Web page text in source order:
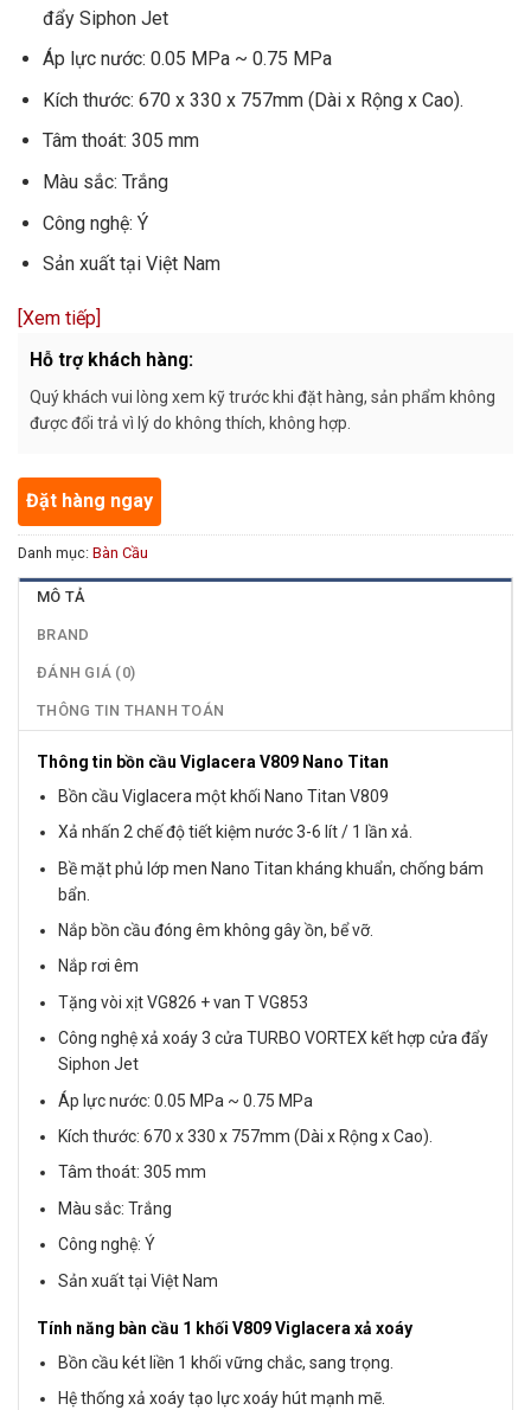
đẩy Siphon Jet
Áp lực nước: 0.05 MPa ~ 0.75 MPa
Kích thước: 670 x 330 x 757mm (Dài x Rộng x Cao).
Tâm thoát: 305 mm
Màu sắc: Trắng
Công nghệ: Ý
Sản xuất tại Việt Nam
[Xem tiếp]
Hỗ trợ khách hàng:
Quý khách vui lòng xem kỹ trước khi đặt hàng, sản phẩm không
được đổi trả vì lý do không thích, không hợp.
Đặt hàng ngay
Danh mục: Bàn Cầu
MÔ TẢ
BRAND
ĐÁNH GIÁ (0)
THÔNG TIN THANH TOÁN
Thông tin bồn cầu Viglacera V809 Nano Titan
Bồn cầu Viglacera một khối Nano Titan V809
Xả nhấn 2 chế độ tiết kiệm nước 3-6 lít / 1 lần xả.
Bề mặt phủ lớp men Nano Titan kháng khuẩn, chống bám
bẩn.
Nắp bồn cầu đóng êm không gây ồn, bể vỡ.
Nắp rơi êm
Tặng vòi xịt VG826 + van T VG853
Công nghệ xả xoáy 3 cửa TURBO VORTEX kết hợp cửa đẩy
Siphon Jet
Áp lực nước: 0.05 MPa ~ 0.75 MPa
Kích thước: 670 x 330 x 757mm (Dài x Rộng x Cao).
Tâm thoát: 305 mm
Màu sắc: Trắng
Công nghệ: Ý
Sản xuất tại Việt Nam
Tính năng bàn cầu 1 khối V809 Viglacera xả xoáy
Bồn cầu két liền 1 khối vững chắc, sang trọng.
Hệ thống xả xoáy tạo lực xoáy hút mạnh mẽ.